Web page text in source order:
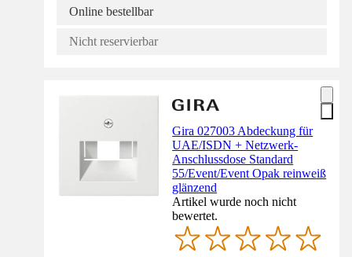
Online bestellbar
Nicht reservierbar
Gira 027003 Abdeckung für
UAE/ISDN + Netzwerk-
Anschlussdose Standard
55/Event/Event Opak reinweiß
glänzend
Artikel wurde noch nicht
bewertet.